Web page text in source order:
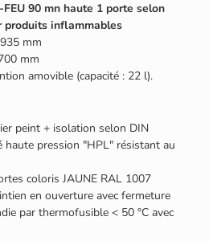
90 mn haute 1 porte selon
produits inflammables
mm
mm
amovible (capacité : 22 l).
peint + isolation selon DIN
pression "HPL" résistant au
coloris JAUNE RAL 1007
en ouverture avec fermeture
par thermofusible < 50 °C avec